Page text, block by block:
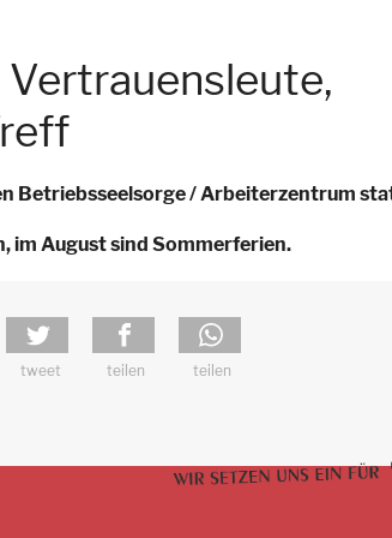
Betriebsseelsorge / Arbeiterzentrum
im August sind Sommerferien.
tweet teilen teilen